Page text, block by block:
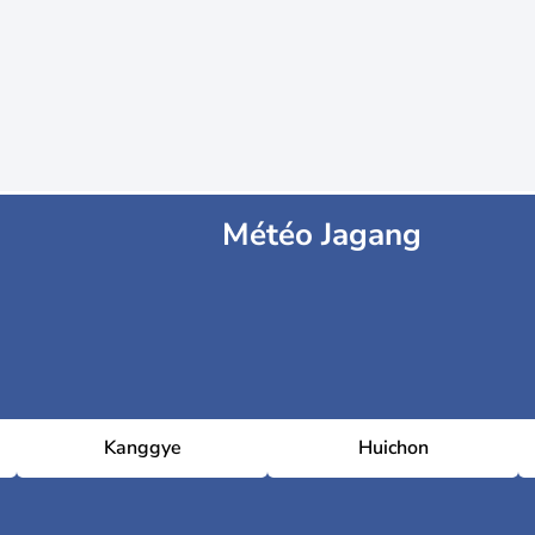
Météo Jagang
Kanggye Huichon